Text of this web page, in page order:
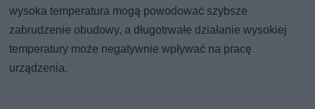
wysoka temperatura mogą powodować szybsze
zabrudzenie obudowy, a długotrwałe działanie wysokiej
temperatury może negatywnie wpływać na pracę
urządzenia.